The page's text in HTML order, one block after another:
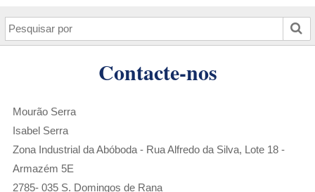
P
e
Contacte-nos
Mourão Serra
Isabel Serra
Zona Industrial da Abóboda - Rua Alfredo da Silva, Lote 18 -
Armazém 5E
2785- 035 S. Domingos de Rana